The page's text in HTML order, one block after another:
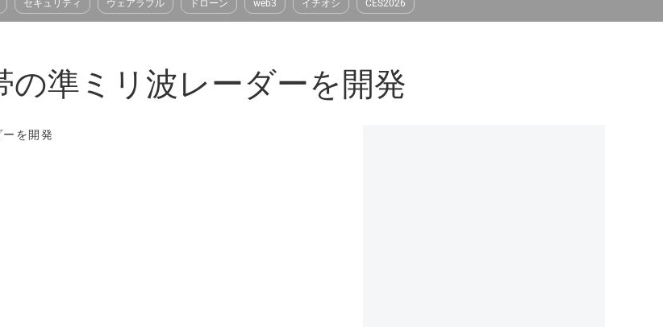
セキュリティ ウェアラブル ドローン web3 イチオシ CES2026
準ミリ波レーダーを開発
を開発